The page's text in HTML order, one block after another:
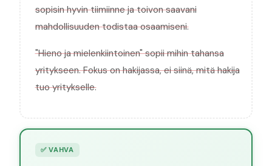
sopisin hyvin tiimiinne ja toivon saavani
mahdollisuuden todistaa osaamiseni.
"Hieno ja mielenkiintoinen" sopii mihin tahansa
yritykseen. Fokus on hakijassa, ei siinä, mitä hakija
tuo yritykselle.
✅VAHVA